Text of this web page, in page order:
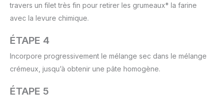
travers un filet très fin pour retirer les grumeaux* la farine
avec la levure chimique.
ÉTAPE 4
Incorpore progressivement le mélange sec dans le mélange
crémeux, jusqu’à obtenir une pâte homogène.
ÉTAPE 5